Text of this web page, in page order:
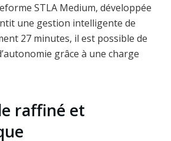
STLA Medium, développée
une gestion intelligente de
27 minutes, il est possible de
grâce à une charge
raffiné et